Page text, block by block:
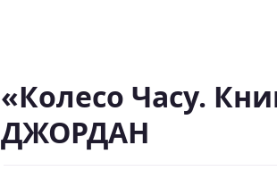
«Колесо Часу.
ДЖОРДАН